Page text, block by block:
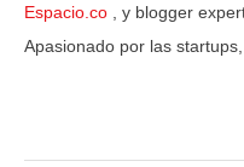
Espacio.co
, y blogger
Apasionado por las